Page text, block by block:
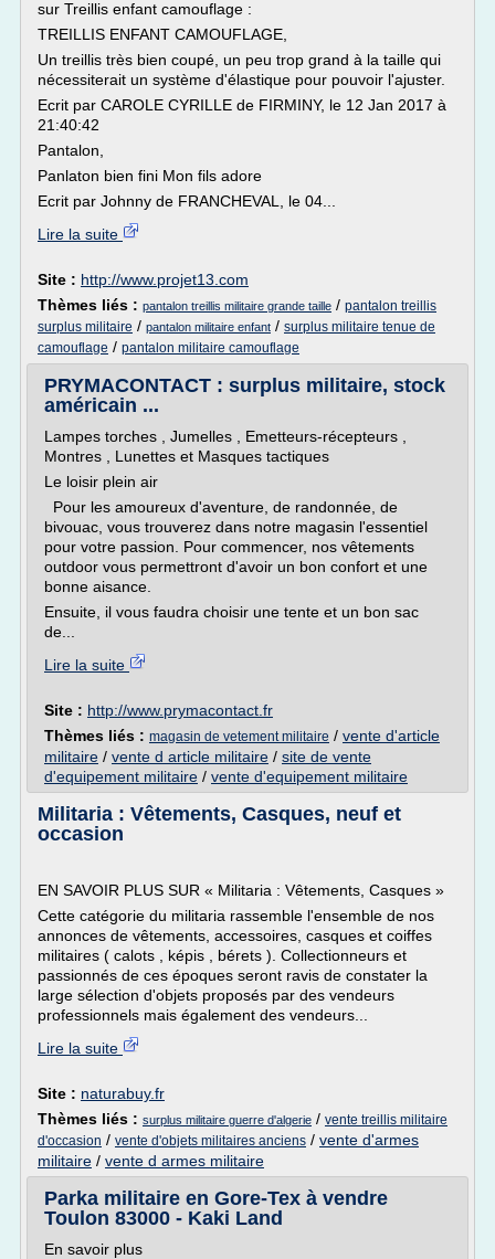
sur Treillis enfant camouflage :
TREILLIS ENFANT CAMOUFLAGE,
Un treillis très bien coupé, un peu trop grand à la taille qui
nécessiterait un système d'élastique pour pouvoir l'ajuster.
Ecrit par CAROLE CYRILLE de FIRMINY, le 12 Jan 2017 à
21:40:42
Pantalon,
Panlaton bien fini Mon fils adore
Ecrit par Johnny de FRANCHEVAL, le 04...
Lire la suite
Site : http://www.projet13.com
Thèmes liés : pantalon treillis militaire grande taille / pantalon treillis
surplus militaire / pantalon militaire enfant / surplus militaire tenue de
camouflage / pantalon militaire camouflage
PRYMACONTACT : surplus militaire, stock
américain ...
Lampes torches , Jumelles , Emetteurs-récepteurs ,
Montres , Lunettes et Masques tactiques
Le loisir plein air
Pour les amoureux d'aventure, de randonnée, de
bivouac, vous trouverez dans notre magasin l'essentiel
pour votre passion. Pour commencer, nos vêtements
outdoor vous permettront d'avoir un bon confort et une
bonne aisance.
Ensuite, il vous faudra choisir une tente et un bon sac
de...
Lire la suite
Site : http://www.prymacontact.fr
Thèmes liés : magasin de vetement militaire / vente d'article
militaire / vente d article militaire / site de vente
d'equipement militaire / vente d'equipement militaire
Militaria : Vêtements, Casques, neuf et
occasion
EN SAVOIR PLUS SUR « Militaria : Vêtements, Casques »
Cette catégorie du militaria rassemble l'ensemble de nos
annonces de vêtements, accessoires, casques et coiffes
militaires ( calots , képis , bérets ). Collectionneurs et
passionnés de ces époques seront ravis de constater la
large sélection d'objets proposés par des vendeurs
professionnels mais également des vendeurs...
Lire la suite
Site : naturabuy.fr
Thèmes liés : surplus militaire guerre d'algerie / vente treillis militaire
d'occasion / vente d'objets militaires anciens / vente d'armes
militaire / vente d armes militaire
Parka militaire en Gore-Tex à vendre
Toulon 83000 - Kaki Land
En savoir plus